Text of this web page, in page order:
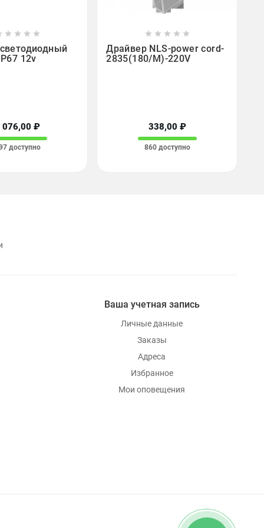
   
12v
076,00 ₽
доступно
    
Драйвер NLS-power cord-
2835(180/M)-220V
338,00 ₽
860 доступно
Ваша учетная запись
Личные данные
Заказы
Адреса
Избранное
Мои оповещения